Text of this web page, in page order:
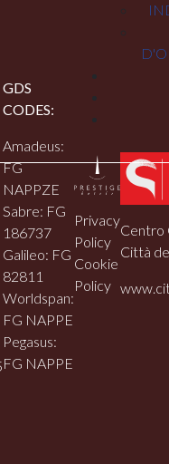
GDS
CODES:
Amadeus:
FG
NAPPZE
Sabre: FG
186737
Galileo: FG
82811
Worldspan:
FG NAPPE
Pegasus:
FG NAPPE
Privacy
Policy
Cookie
Policy
Centro
Città